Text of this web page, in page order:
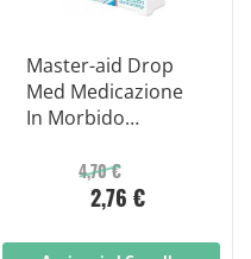
Master-aid Drop
Med Medicazione
In Morbido
Tessuto 7x5 Cm 5
4,70 €
2,76 €